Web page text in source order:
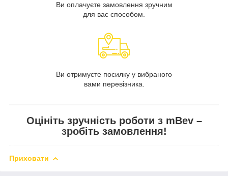
Ви оплачуєте замовлення зручним
для вас способом.
Ви отримуєте посилку у вибраного
вами перевізника.
Оцініть зручність роботи з mBev –
зробіть замовлення!
Приховати